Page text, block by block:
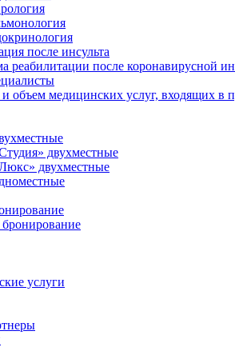
после инсульта
реабилитации после коронавирусной
объем медицинских услуг, входящих в
двухместные
двухместные
бронирование
услуги